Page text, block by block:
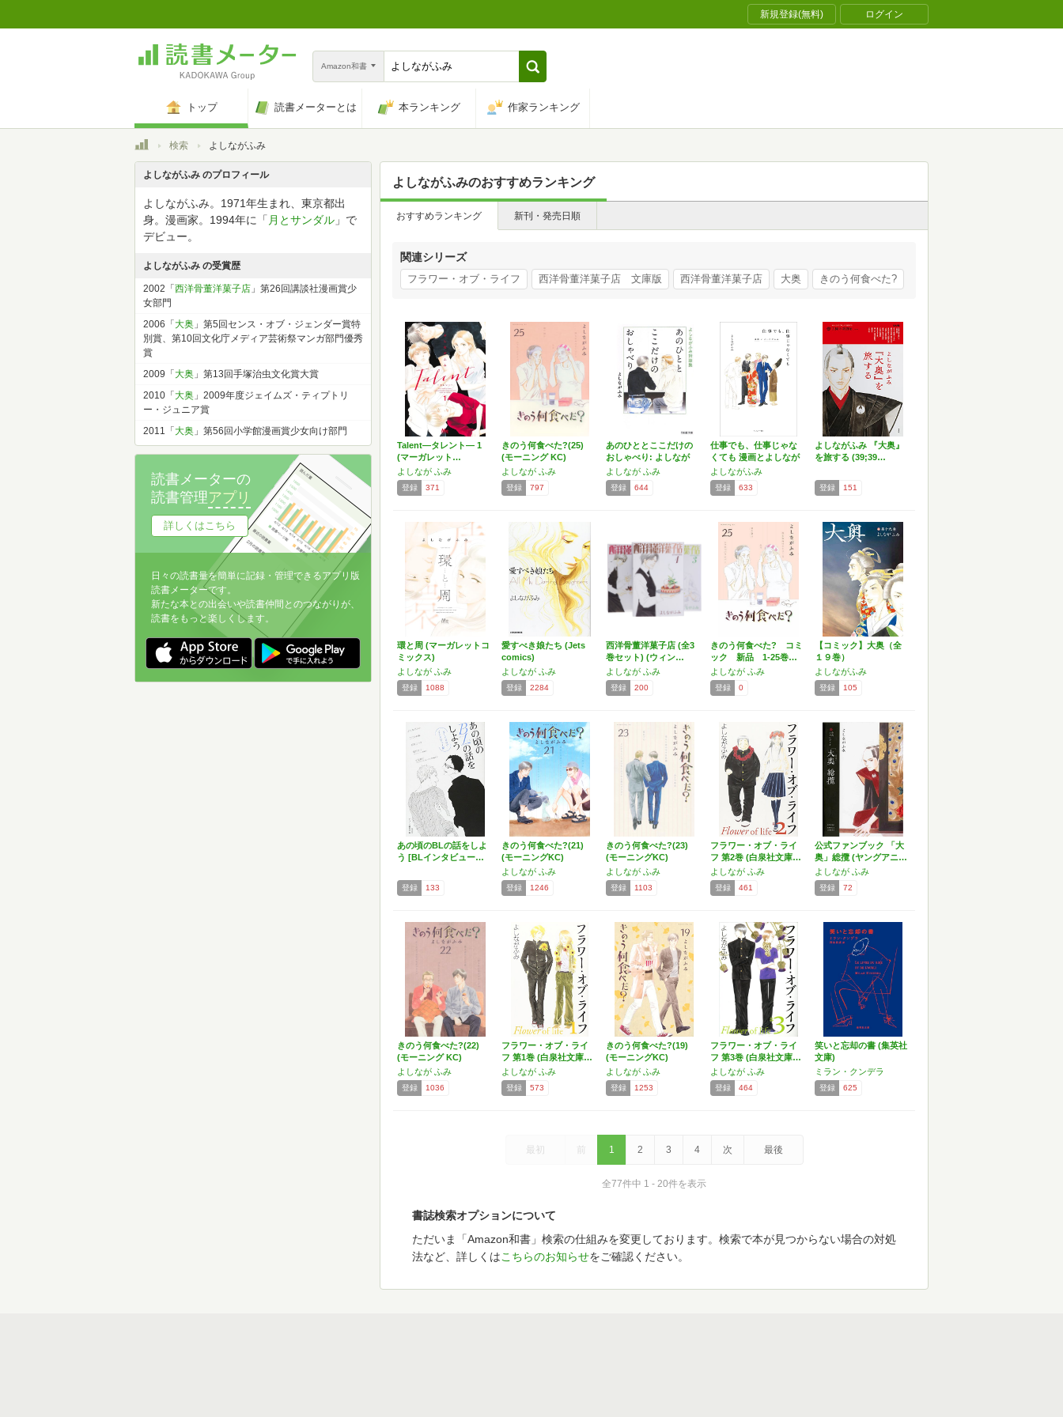
新規登録(無料) ログイン
Amazon和書
トップ 読書メーターとは 本ランキング 作家ランキング
トップ検索 よしながふみ
よしながふみのおすすめランキング
おすすめランキング 新刊・発売日順
関連シリーズ
フラワー・オブ・ライフ 西洋骨董洋菓子店 文庫版 西洋骨董洋菓子店 大奥 きのう何食べた?
Talent―タレント― 1
(マーガレット…
よしなが ふみ
登録 371
きのう何食べた?(25)
(モーニング KC)
よしなが ふみ
登録 797
あのひととここだけの
おしゃべり: よしなが
ふ…
よしなが ふみ
登録 644
仕事でも、仕事じゃな
くても 漫画とよしなが
ふみ
よしながふみ
登録 633
よしながふみ 『大奥』
を旅する (39;39…
登録 151
環と周 (マーガレットコ
ミックス)
よしなが ふみ
登録 1088
愛すべき娘たち (Jets
comics)
よしなが ふみ
登録 2284
西洋骨董洋菓子店 (全3
巻セット) (ウィン…
よしなが ふみ
登録 200
きのう何食べた? コミ
ック 新品 1-25巻…
よしなが ふみ
登録 0
【コミック】大奥（全
１９巻）
よしながふみ
登録 105
あの頃のBLの話をしよ
う [BLインタビュー…
登録 133
きのう何食べた?(21)
(モーニングKC)
よしなが ふみ
登録 1246
きのう何食べた?(23)
(モーニングKC)
よしなが ふみ
登録 1103
フラワー・オブ・ライ
フ 第2巻 (白泉社文庫…
よしなが ふみ
登録 461
公式ファンブック 「大
奥」総攬 (ヤングアニ…
よしなが ふみ
登録 72
きのう何食べた?(22)
(モーニング KC)
よしなが ふみ
登録 1036
フラワー・オブ・ライ
フ 第1巻 (白泉社文庫…
よしなが ふみ
登録 573
きのう何食べた?(19)
(モーニングKC)
よしなが ふみ
登録 1253
フラワー・オブ・ライ
フ 第3巻 (白泉社文庫…
よしなが ふみ
登録 464
笑いと忘却の書 (集英社
文庫)
ミラン・クンデラ
登録 625
最初 前 1 2 3 4 次 最後
全77件中 1 - 20件を表示
書誌検索オプションについて
ただいま「Amazon和書」検索の仕組みを変更しております。検索で本が見つからない場合の対処
法など、詳しくはこちらのお知らせをご確認ください。
よしながふみ のプロフィール
よしながふみ。1971年生まれ、東京都出
身。漫画家。1994年に「 月とサンダル 」で
デビュー。
よしながふみ の受賞歴
2002「 西洋骨董洋菓子店 」第26回講談社漫画賞少
女部門
2006「 大奥 」第5回センス・オブ・ジェンダー賞特
別賞、第10回文化庁メディア芸術祭マンガ部門優秀
賞
2009「 大奥 」第13回手塚治虫文化賞大賞
2010「 大奥 」2009年度ジェイムズ・ティプトリ
ー・ジュニア賞
2011「 大奥 」第56回小学館漫画賞少女向け部門
読書メーターの
読書管理アプリ
詳しくはこちら
日々の読書量を簡単に記録・管理できるアプリ版
読書メーターです。
新たな本との出会いや読書仲間とのつながりが、
読書をもっと楽しくします。